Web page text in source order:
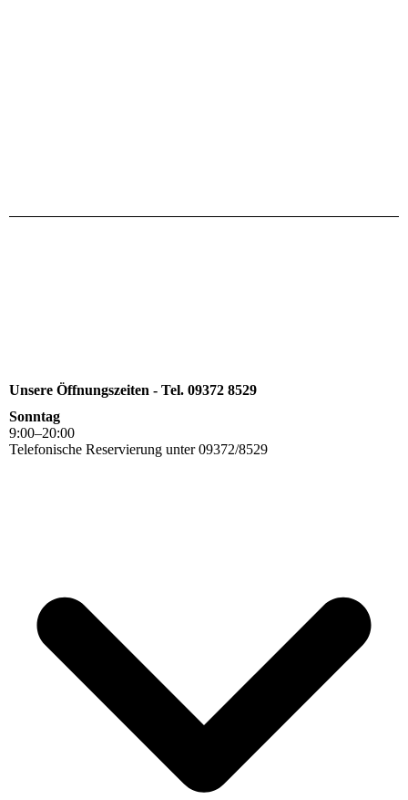
Unsere Öffnungszeiten - Tel. 09372 8529
Sonntag
9:00–20:00
Telefonische Reservierung unter 09372/8529